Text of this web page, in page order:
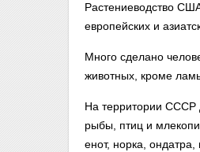
Растениеводство
европейских и
Много сделано
животных, кроме
На территории СССР
рыбы, птиц и
енот, норка,